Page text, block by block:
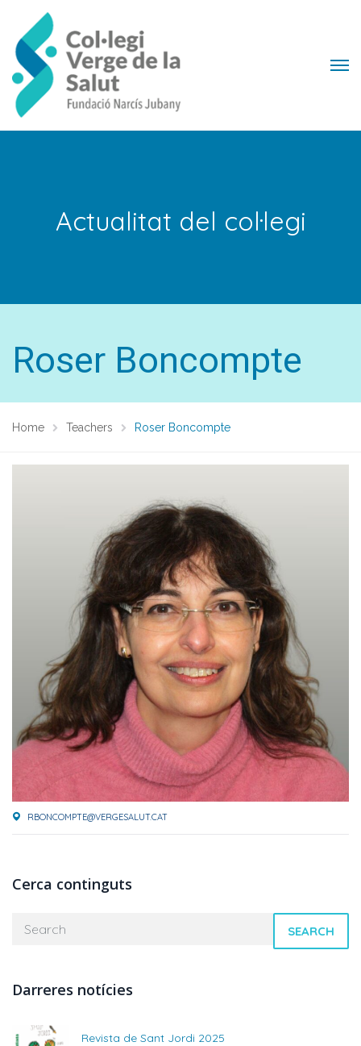
Actualitat del col·legi
Roser Boncompte
Home Teachers Roser Boncompte
RBONCOMPTE@VERGESALUT.CAT
Cerca continguts
SEARCH
Darreres notícies
Revista de Sant Jordi 2025